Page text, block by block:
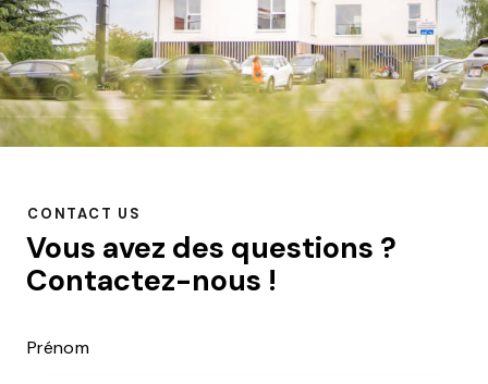
CONTACT US
Vous avez des questions ?
Contactez-nous !